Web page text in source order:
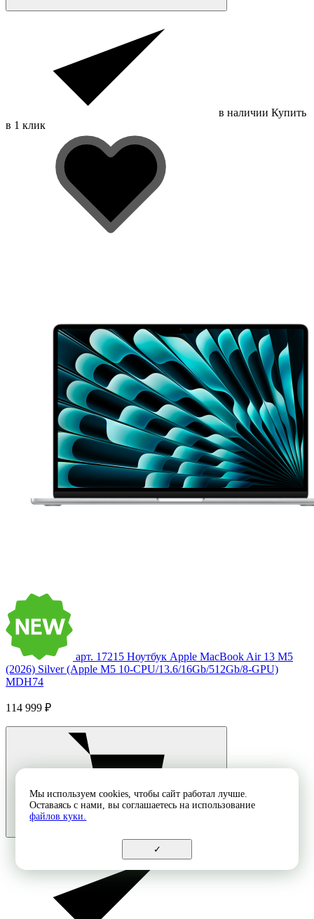
в наличии Купить
в 1 клик
арт. 17215 Ноутбук Apple MacBook Air 13 M5
(2026) Silver (Apple M5 10-CPU/13.6/16Gb/512Gb/8-GPU)
MDH74
114 999 ₽
Мы используем cookies, чтобы сайт работал лучше.
Оставаясь с нами, вы соглашаетесь на использование
файлов куки.
✓